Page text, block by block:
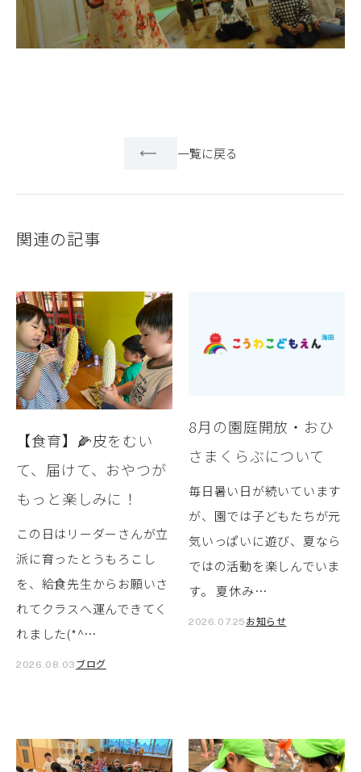
一覧に戻る
関連の記事
【食育】🌽皮をむい
て、届けて、おやつが
もっと楽しみに！
この日はリーダーさんが立
派に育ったとうもろこし
を、給食先生からお願いさ
れてクラスへ運んできてく
れました(*^…
2026.08.03 ブログ
8月の園庭開放・おひ
さまくらぶについて
毎日暑い日が続いています
が、園では子どもたちが元
気いっぱいに遊び、夏なら
ではの活動を楽しんでいま
す。 夏休み…
2026.07.25 お知らせ